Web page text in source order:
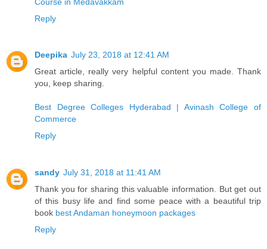
Reply
Deepika July 23, 2018 at 12:41 AM
Great article, really very helpful content you made. Thank
you, keep sharing.
Best Degree Colleges Hyderabad | Avinash College of
Commerce
Reply
sandy July 31, 2018 at 11:41 AM
Thank you for sharing this valuable information. But get out
of this busy life and find some peace with a beautiful trip
book best Andaman honeymoon packages
Reply